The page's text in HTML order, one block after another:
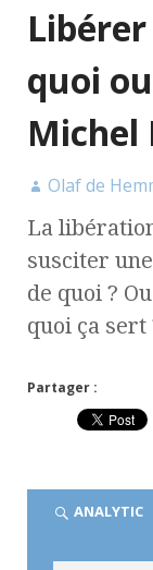
Libérer
quoi
Michel
Olaf de
La
susciter
de quoi ?
quoi ça sert
Partager :
ANALYTIC